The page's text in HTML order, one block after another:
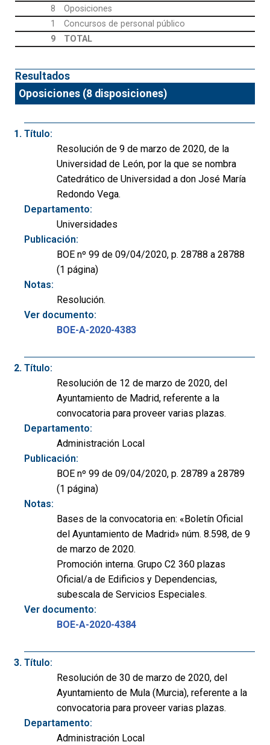
8
Oposiciones
1
Concursos de personal público
9
TOTAL
Resultados
Oposiciones (8 disposiciones)
Título:
Resolución de 9 de marzo de 2020, de la
Universidad de León, por la que se nombra
Catedrático de Universidad a don José María
Redondo Vega.
Departamento:
Universidades
Publicación:
BOE nº 99 de 09/04/2020, p. 28788 a 28788
(1 página)
Notas:
Resolución.
Ver documento:
BOE-A-2020-4383
Título:
Resolución de 12 de marzo de 2020, del
Ayuntamiento de Madrid, referente a la
convocatoria para proveer varias plazas.
Departamento:
Administración Local
Publicación:
BOE nº 99 de 09/04/2020, p. 28789 a 28789
(1 página)
Notas:
Bases de la convocatoria en: «Boletín Oficial
del Ayuntamiento de Madrid» núm. 8.598, de 9
de marzo de 2020.
Promoción interna. Grupo C2 360 plazas
Oficial/a de Edificios y Dependencias,
subescala de Servicios Especiales.
Ver documento:
BOE-A-2020-4384
Título:
Resolución de 30 de marzo de 2020, del
Ayuntamiento de Mula (Murcia), referente a la
convocatoria para proveer varias plazas.
Departamento:
Administración Local